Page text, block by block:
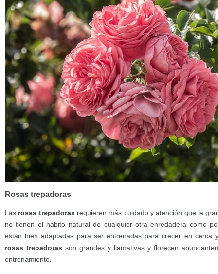
Rosas trepadoras
Las rosas trepadoras requieren más cuidado y atención que la
no tienen el hábito natural de cualquier otra enredadera como
están bien adaptadas para ser entrenadas para crecer en cerca
rosas trepadoras son grandes y llamativas y florecen
entrenamiento.